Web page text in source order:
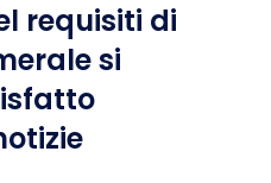
requisiti di
si